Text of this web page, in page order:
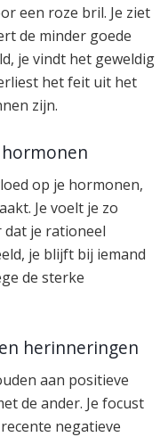
een roze bril. Je ziet
de minder goede
je vindt het geweldig
het feit uit het
zijn.
op je hormonen,
Je voelt je zo
je rationeel
je blijft bij iemand
de sterke
herinneringen
aan positieve
de ander. Je focust
negatieve